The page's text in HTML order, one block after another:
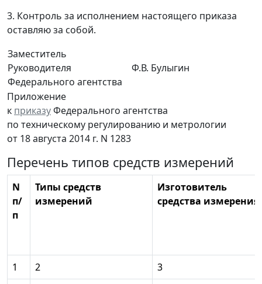
3. Контроль за исполнением настоящего приказа
оставляю за собой.
Заместитель
Руководителя
Федерального агентства
Ф.В. Булыгин
Приложение
к приказуФедерального агентства
по техническому регулированию и метрологии
от 18 августа 2014 г. N 1283
Перечень типов средств измерений
N
п/
п
Типы средств
измерений
Изготовитель
средства измерения
1 2
3